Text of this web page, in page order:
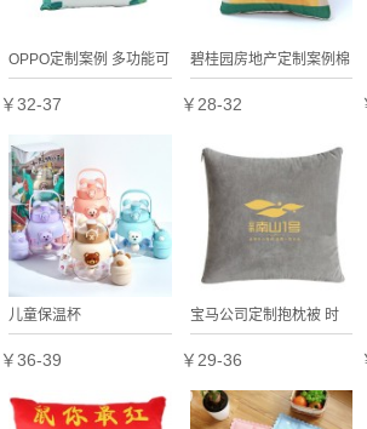
OPPO定制案例 多功能可
折叠车用抱枕靠垫被
￥32-37
碧桂园房地产定制案例棉
麻新款抱枕 靠枕
￥28-32
儿童保温杯
￥36-39
宝马公司定制抱枕被 时
尚可折叠便携办公室家居
抱枕被 可定制logo
￥29-36